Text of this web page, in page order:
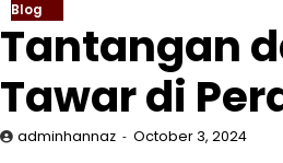
Blog
Tantangan
Tawar di
adminhannaz October 3, 2024